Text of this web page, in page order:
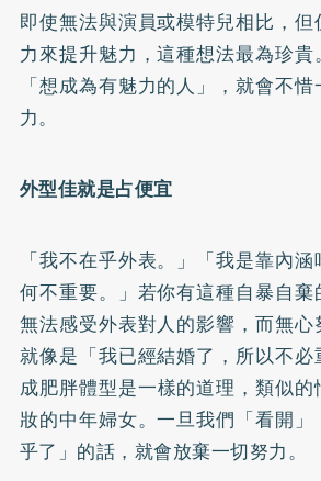
即使無法與演員或模特兒相比，
力來提升魅力，這種想法最為珍
「想成為有魅力的人」，就會不
力。
外型佳就是占便宜
「我不在乎外表。」「我是靠內
何不重要。」若你有這種自暴自
無法感受外表對人的影響，而無
就像是「我已經結婚了，所以不
成肥胖體型是一樣的道理，類似
妝的中年婦女。一旦我們「看開
乎了」的話，就會放棄一切努力。